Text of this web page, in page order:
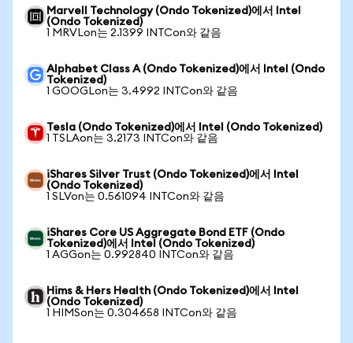
Marvell Technology (Ondo Tokenized)에서 Intel
(Ondo Tokenized)
1 MRVLon는 2.1399 INTCon와 같음
Alphabet Class A (Ondo Tokenized)에서 Intel (Ondo
Tokenized)
1 GOOGLon는 3.4992 INTCon와 같음
Tesla (Ondo Tokenized)에서 Intel (Ondo Tokenized)
1 TSLAon는 3.2173 INTCon와 같음
iShares Silver Trust (Ondo Tokenized)에서 Intel
(Ondo Tokenized)
1 SLVon는 0.561094 INTCon와 같음
iShares Core US Aggregate Bond ETF (Ondo
Tokenized)에서 Intel (Ondo Tokenized)
1 AGGon는 0.992840 INTCon와 같음
Hims & Hers Health (Ondo Tokenized)에서 Intel
(Ondo Tokenized)
1 HIMSon는 0.304658 INTCon와 같음